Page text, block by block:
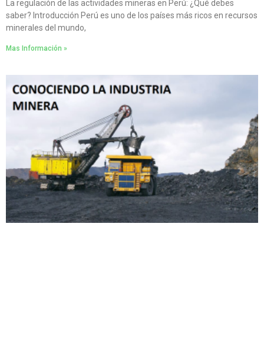
La regulación de las actividades mineras en Perú: ¿Qué debes
saber? Introducción Perú es uno de los países más ricos en recursos
minerales del mundo,
Mas Información »